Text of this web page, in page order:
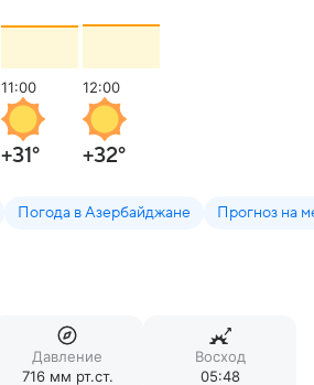
11:00
+31°
12:00
+32°
Погода в Азербайджане Прогноз на
Давление
716 мм рт.ст.
Восход
05:48